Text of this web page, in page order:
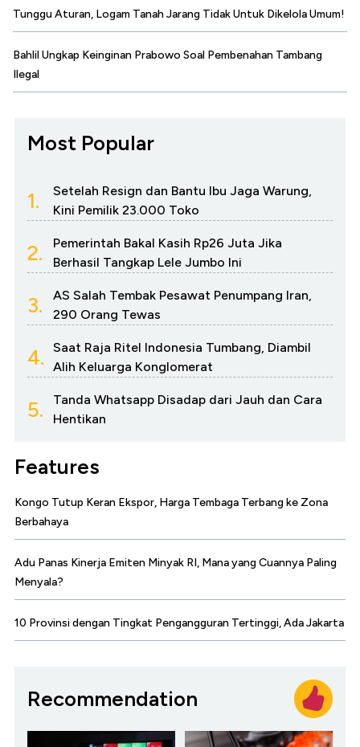
Tunggu Aturan, Logam Tanah Jarang Tidak Untuk Dikelola Umum!
Bahlil Ungkap Keinginan Prabowo Soal Pembenahan Tambang
Ilegal
Most Popular
1.
Setelah Resign dan Bantu Ibu Jaga Warung,
Kini Pemilik 23.000 Toko
2.
Pemerintah Bakal Kasih Rp26 Juta Jika
Berhasil Tangkap Lele Jumbo Ini
3.
AS Salah Tembak Pesawat Penumpang Iran,
290 Orang Tewas
4.
Saat Raja Ritel Indonesia Tumbang, Diambil
Alih Keluarga Konglomerat
5.
Tanda Whatsapp Disadap dari Jauh dan Cara
Hentikan
Features
Kongo Tutup Keran Ekspor, Harga Tembaga Terbang ke Zona
Berbahaya
Adu Panas Kinerja Emiten Minyak RI, Mana yang Cuannya Paling
Menyala?
10 Provinsi dengan Tingkat Pengangguran Tertinggi, Ada Jakarta
Recommendation